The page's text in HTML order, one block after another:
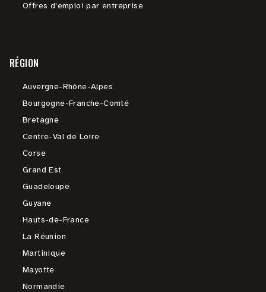
Offres d'emploi par entreprise
RÉGION
Auvergne-Rhône-Alpes
Bourgogne-Franche-Comté
Bretagne
Centre-Val de Loire
Corse
Grand Est
Guadeloupe
Guyane
Hauts-de-France
La Réunion
Martinique
Mayotte
Normandie